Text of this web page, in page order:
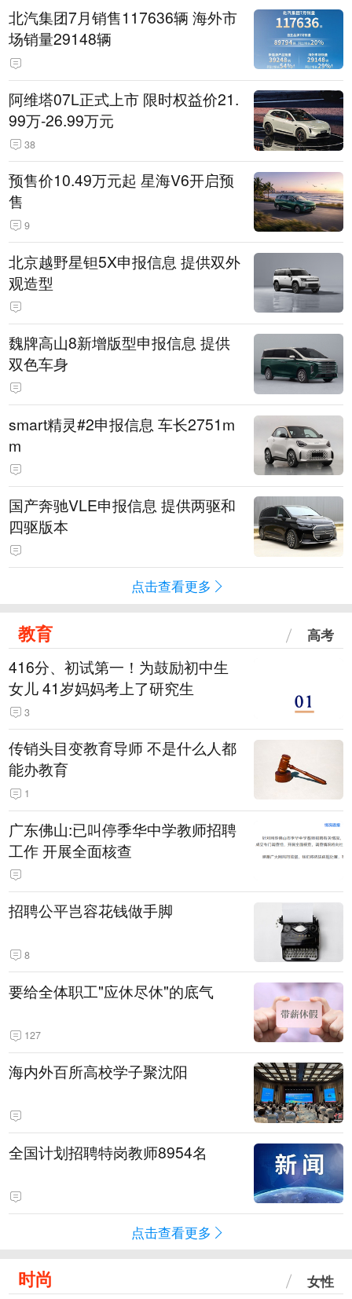
北汽集团7月销售117636辆 海外市
场销量29148辆
阿维塔07L正式上市 限时权益价21.
99万-26.99万元
38
预售价10.49万元起 星海V6开启预
售
9
北京越野星钽5X申报信息 提供双外
观造型
魏牌高山8新增版型申报信息 提供
双色车身
smart精灵#2申报信息 车长2751m
m
国产奔驰VLE申报信息 提供两驱和
四驱版本
点击查看更多
教育 高考
416分、初试第一！为鼓励初中生
女儿 41岁妈妈考上了研究生
3
传销头目变教育导师 不是什么人都
能办教育
1
广东佛山:已叫停季华中学教师招聘
工作 开展全面核查
招聘公平岂容花钱做手脚
8
要给全体职工"应休尽休"的底气
127
海内外百所高校学子聚沈阳
全国计划招聘特岗教师8954名
点击查看更多
时尚 女性